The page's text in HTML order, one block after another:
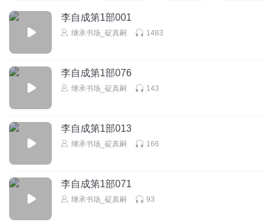
李自成第1部001
继承书场_碇真嗣 1483
李自成第1部076
继承书场_碇真嗣 143
李自成第1部013
继承书场_碇真嗣 166
李自成第1部071
继承书场_碇真嗣 93